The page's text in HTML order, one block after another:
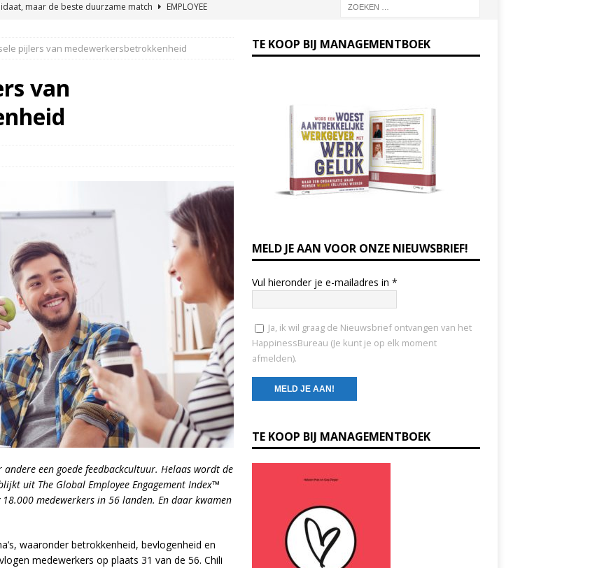
maar de beste duurzame match
EMPLOYEE
echt luistert
HAPPINESS AT WORK
meer invloed op de WIA-instroom dan zij denken”
en verbinding op het werk: “Als je goed in je vel
op 17 juni 2026! HAPPINESS AT WORK
pijlers van medewerkersbetrokkenheid
van
een goede feedbackcultuur. Helaas wordt de
uit The Global Employee Engagement Index™
medewerkers in 56 landen. En daar kwamen
waaronder betrokkenheid, bevlogenheid en
medewerkers op plaats 31 van de 56. Chili
TE KOOP BIJ MANAGEMENTBOEK
MELD JE AAN VOOR ONZE NIEUWSBRIEF!
Vul hieronder je e-mailadres in *
Ja, ik wil graag de Nieuwsbrief ontvangen van het
HappinessBureau (Je kunt je op elk moment
afmelden).
o
n
s
TE KOOP BIJ MANAGEMENTBOEK